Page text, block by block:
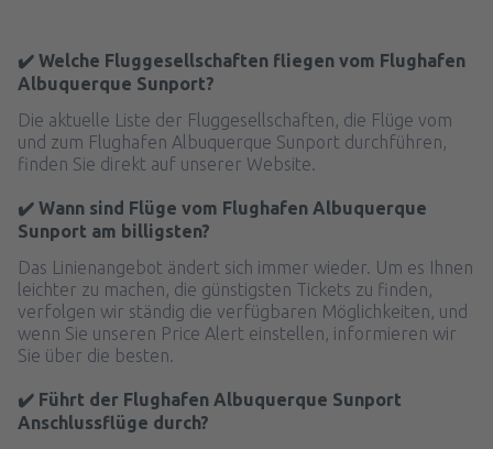
✔️ Welche Fluggesellschaften fliegen vom Flughafen
Albuquerque Sunport?
Die aktuelle Liste der Fluggesellschaften, die Flüge vom
und zum Flughafen Albuquerque Sunport durchführen,
finden Sie direkt auf unserer Website.
✔️ Wann sind Flüge vom Flughafen Albuquerque
Sunport am billigsten?
Das Linienangebot ändert sich immer wieder. Um es Ihnen
leichter zu machen, die günstigsten Tickets zu finden,
verfolgen wir ständig die verfügbaren Möglichkeiten, und
wenn Sie unseren Price Alert einstellen, informieren wir
Sie über die besten.
✔️ Führt der Flughafen Albuquerque Sunport
Anschlussflüge durch?